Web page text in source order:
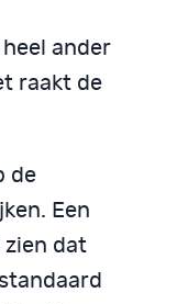
ander
raakt de
de
Een
dat